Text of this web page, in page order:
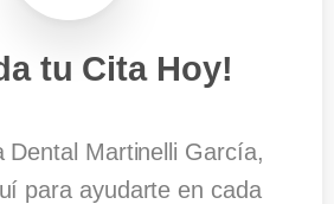
tu Cita Hoy!
Dental Martinelli García,
para ayudarte en cada